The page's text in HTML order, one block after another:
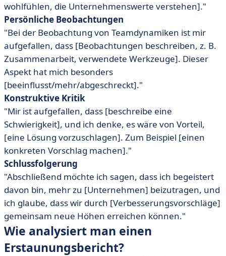
wohlfühlen, die Unternehmenswerte verstehen]."
Persönliche Beobachtungen
"Bei der Beobachtung von Teamdynamiken ist mir
aufgefallen, dass [Beobachtungen beschreiben, z. B.
Zusammenarbeit, verwendete Werkzeuge]. Dieser
Aspekt hat mich besonders
[beeinflusst/mehr/abgeschreckt]."
Konstruktive Kritik
"Mir ist aufgefallen, dass [beschreibe eine
Schwierigkeit], und ich denke, es wäre von Vorteil,
[eine Lösung vorzuschlagen]. Zum Beispiel [einen
konkreten Vorschlag machen]."
Schlussfolgerung
"Abschließend möchte ich sagen, dass ich begeistert
davon bin, mehr zu [Unternehmen] beizutragen, und
ich glaube, dass wir durch [Verbesserungsvorschläge]
gemeinsam neue Höhen erreichen können."
Wie analysiert man einen
Erstaunungsbericht?